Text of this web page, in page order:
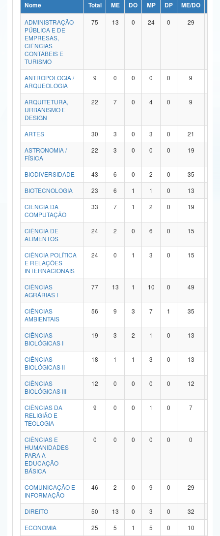
Ministério da Ciência, Tecnologia, Inovações e Comunicações
Ministério do Meio Ambiente
Ministério do Turismo
Ministério do Desenvolvimento Regional
Controladoria-Geral da União
Ministério da Mulher, da Família e dos Direitos Humanos
Secretaria de Governo
Advocacia-Geral da União
Banco Central do Brasil
Nome Total ME DO MP DP ME/DO
ADMINISTRAÇÃO
PÚBLICA E DE
EMPRESAS,
CIÊNCIAS
CONTÁBEIS E
TURISMO
75 13 0 24 0 29
ANTROPOLOGIA /
ARQUEOLOGIA
9 0 0 0 0 9
ARQUITETURA,
URBANISMO E
DESIGN
22 7 0 4 0 9
ARTES 30 3 0 3 0 21
ASTRONOMIA /
FÍSICA
22 3 0 0 0 19
BIODIVERSIDADE 43 6 0 2 0 35
BIOTECNOLOGIA
23 6 1 1 0 13
CIÊNCIA DA
COMPUTAÇÃO
33 7 1 2 0 19
CIÊNCIA DE
ALIMENTOS
24 2 0 6 0 15
CIÊNCIA POLÍTICA
E RELAÇÕES
INTERNACIONAIS
24 0 1 3 0 15
CIÊNCIAS
AGRÁRIAS I
77 13 1 10 0 49
CIÊNCIAS
AMBIENTAIS
56 9 3 7 1 35
CIÊNCIAS
BIOLÓGICAS I
19 3 2 1 0 13
CIÊNCIAS
BIOLÓGICAS II
18 1 1 3 0 13
CIÊNCIAS
BIOLÓGICAS III
12 0 0 0 0 12
CIÊNCIAS DA
RELIGIÃO E
TEOLOGIA
9 0 0 1 0 7
CIÊNCIAS E
HUMANIDADES
PARA A
EDUCAÇÃO
BÁSICA
0 0 0 0 0 0
COMUNICAÇÃO E
INFORMAÇÃO
46 2 0 9 0 29
DIREITO 50 13 0 3 0 32
ECONOMIA
25 5 1 5 0 10